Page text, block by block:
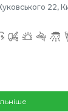
22,